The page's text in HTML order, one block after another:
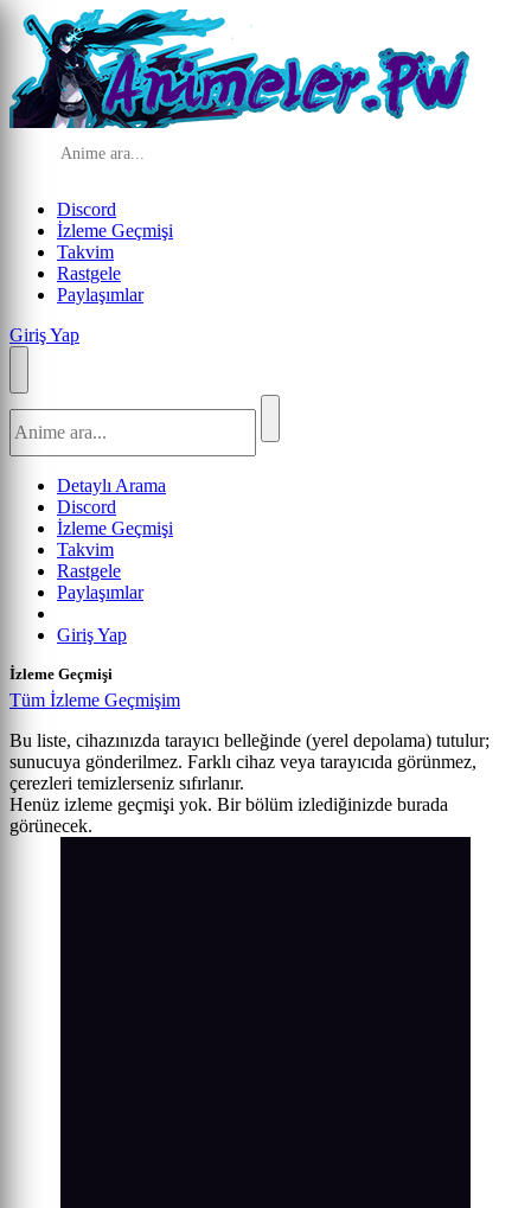
Discord
İzleme Geçmişi
Takvim
Rastgele
Paylaşımlar
Giriş Yap
Detaylı Arama
Discord
İzleme Geçmişi
Takvim
Rastgele
Paylaşımlar
Giriş Yap
İzleme Geçmişi
Tüm İzleme Geçmişim
Bu liste, cihazınızda tarayıcı belleğinde (yerel depolama) tutulur;
sunucuya gönderilmez. Farklı cihaz veya tarayıcıda görünmez,
çerezleri temizlerseniz sıfırlanır.
Henüz izleme geçmişi yok. Bir bölüm izlediğinizde burada
görünecek.